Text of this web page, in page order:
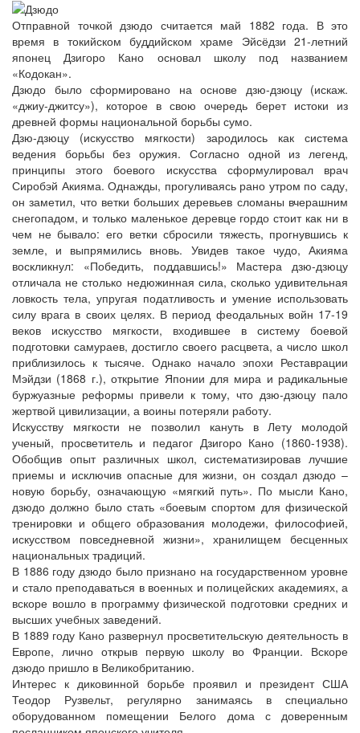
Отправной точкой дзюдо считается май 1882 года. В это
время в токийском буддийском храме Эйсёдзи 21-летний
японец Дзигоро Кано основал школу под названием
«Кодокан».
Дзюдо было сформировано на основе дзю-дзюцу (искаж.
«джиу-джитсу»), которое в свою очередь берет истоки из
древней формы национальной борьбы сумо.
Дзю-дзюцу (искусство мягкости) зародилось как система
ведения борьбы без оружия. Согласно одной из легенд,
принципы этого боевого искусства сформулировал врач
Сиробэй Акияма. Однажды, прогуливаясь рано утром по саду,
он заметил, что ветки больших деревьев сломаны вчерашним
снегопадом, и только маленькое деревце гордо стоит как ни в
чем не бывало: его ветки сбросили тяжесть, прогнувшись к
земле, и выпрямились вновь. Увидев такое чудо, Акияма
воскликнул: «Победить, поддавшись!» Мастера дзю-дзюцу
отличала не столько недюжинная сила, сколько удивительная
ловкость тела, упругая податливость и умение использовать
силу врага в своих целях. В период феодальных войн 17-19
веков искусство мягкости, входившее в систему боевой
подготовки самураев, достигло своего расцвета, а число школ
приблизилось к тысяче. Однако начало эпохи Реставрации
Мэйдзи (1868 г.), открытие Японии для мира и радикальные
буржуазные реформы привели к тому, что дзю-дзюцу пало
жертвой цивилизации, а воины потеряли работу.
Искусству мягкости не позволил кануть в Лету молодой
ученый, просветитель и педагог Дзигоро Кано (1860-1938).
Обобщив опыт различных школ, систематизировав лучшие
приемы и исключив опасные для жизни, он создал дзюдо –
новую борьбу, означающую «мягкий путь». По мысли Кано,
дзюдо должно было стать «боевым спортом для физической
тренировки и общего образования молодежи, философией,
искусством повседневной жизни», хранилищем бесценных
национальных традиций.
В 1886 году дзюдо было признано на государственном уровне
и стало преподаваться в военных и полицейских академиях, а
вскоре вошло в программу физической подготовки средних и
высших учебных заведений.
В 1889 году Кано развернул просветительскую деятельность в
Европе, лично открыв первую школу во Франции. Вскоре
дзюдо пришло в Великобританию.
Интерес к диковинной борьбе проявил и президент США
Теодор Рузвельт, регулярно занимаясь в специально
оборудованном помещении Белого дома с доверенным